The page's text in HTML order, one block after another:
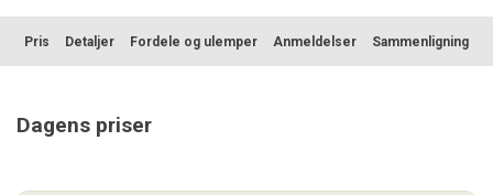
Pris Detaljer Fordele og ulemper Anmeldelser Sammenligning
Dagens priser